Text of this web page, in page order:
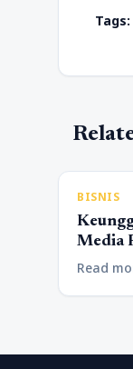
Tags:
BISNIS
Media
Read